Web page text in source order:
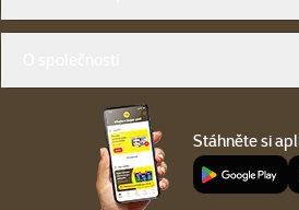
Stáhněte si